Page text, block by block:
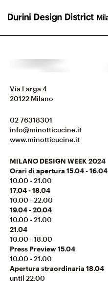
Milano Design District
Via Larga 4
20122 Milano
02 76318301
info@minotticucine.it
www.minotticucine.it
MILANO DESIGN WEEK 2024
Orari di apertura 15.04 - 16.04
10.00 - 21.00
17.04 - 18.04
10.00 - 22.00
19.04 - 20.04
10.00 - 21.00
21.04
10.00 - 18.00
Press Preview 15.04
10.00 - 21.00
Apertura straordinaria 18.04
until 22.00